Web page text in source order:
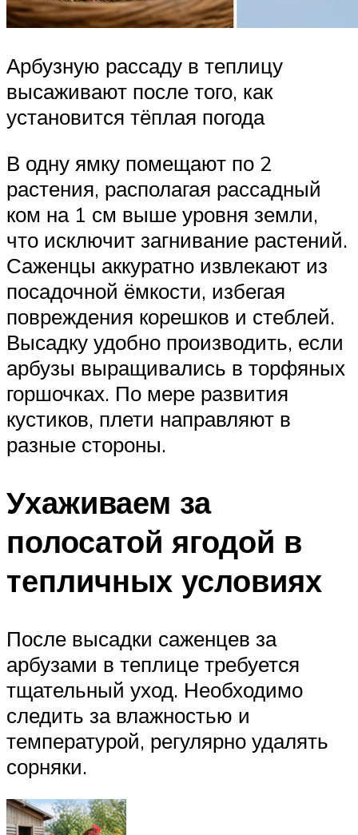
Арбузную рассаду в теплицу
высаживают после того, как
установится тёплая погода
В одну ямку помещают по 2
растения, располагая рассадный
ком на 1 см выше уровня земли,
что исключит загнивание растений.
Саженцы аккуратно извлекают из
посадочной ёмкости, избегая
повреждения корешков и стеблей.
Высадку удобно производить, если
арбузы выращивались в торфяных
горшочках. По мере развития
кустиков, плети направляют в
разные стороны.
Ухаживаем за
полосатой ягодой в
тепличных условиях
После высадки саженцев за
арбузами в теплице требуется
тщательный уход. Необходимо
следить за влажностью и
температурой, регулярно удалять
сорняки.